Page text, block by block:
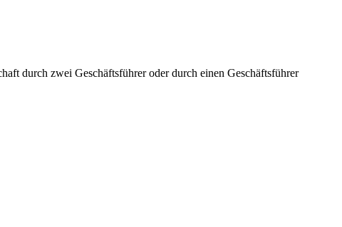
durch zwei Geschäftsführer oder durch einen Geschäftsführer